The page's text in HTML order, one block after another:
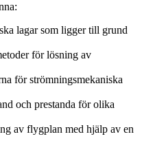
lagar som ligger till grund
för lösning av
för strömningsmekaniska
och prestanda för olika
av flygplan med hjälp av en